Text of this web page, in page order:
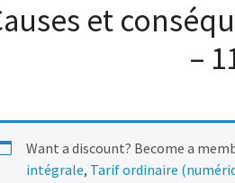
et
–
Want a discount? Become a
intégrale, Tarif ordinaire